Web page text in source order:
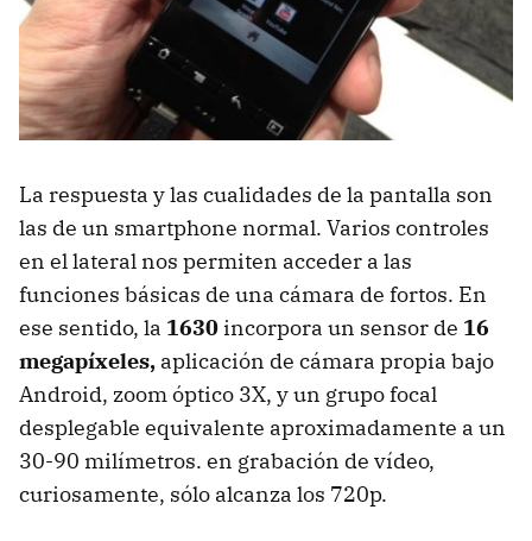
La respuesta y las cualidades de la pantalla son
las de un smartphone normal. Varios controles
en el lateral nos permiten acceder a las
funciones básicas de una cámara de fortos. En
ese sentido, la 1630 incorpora un sensor de 16
megapíxeles, aplicación de cámara propia bajo
Android, zoom óptico 3X, y un grupo focal
desplegable equivalente aproximadamente a un
30-90 milímetros. en grabación de vídeo,
curiosamente, sólo alcanza los 720p.